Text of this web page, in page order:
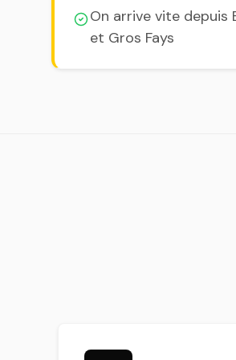
On arrive vite depuis
et Gros Fays